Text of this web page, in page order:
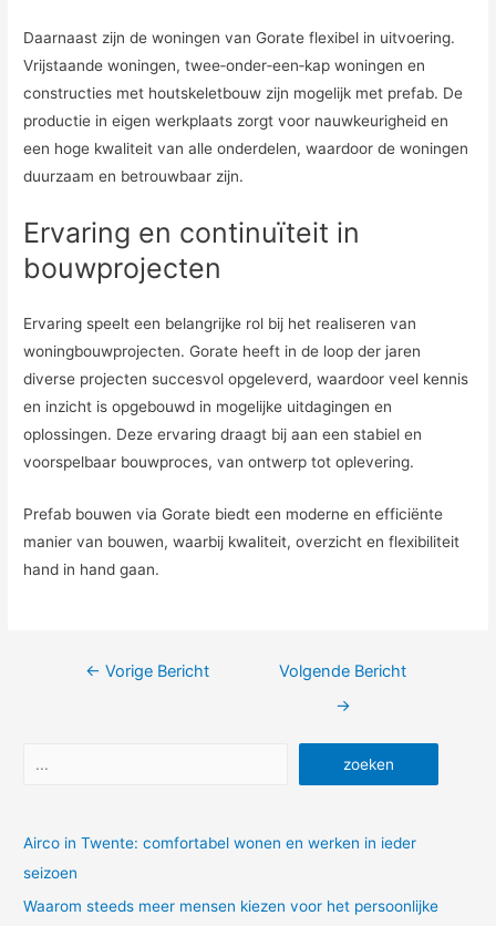
Daarnaast zijn de woningen van Gorate flexibel in uitvoering.
Vrijstaande woningen, twee‑onder‑een‑kap woningen en
constructies met houtskeletbouw zijn mogelijk met prefab. De
productie in eigen werkplaats zorgt voor nauwkeurigheid en
een hoge kwaliteit van alle onderdelen, waardoor de woningen
duurzaam en betrouwbaar zijn.
Ervaring en continuïteit in
bouwprojecten
Ervaring speelt een belangrijke rol bij het realiseren van
woningbouwprojecten. Gorate heeft in de loop der jaren
diverse projecten succesvol opgeleverd, waardoor veel kennis
en inzicht is opgebouwd in mogelijke uitdagingen en
oplossingen. Deze ervaring draagt bij aan een stabiel en
voorspelbaar bouwproces, van ontwerp tot oplevering.
Prefab bouwen via Gorate biedt een moderne en efficiënte
manier van bouwen, waarbij kwaliteit, overzicht en flexibiliteit
hand in hand gaan.
Bericht
← Vorige Bericht
Volgende Bericht
→
zoeken
Airco in Twente: comfortabel wonen en werken in ieder
seizoen
Waarom steeds meer mensen kiezen voor het persoonlijke